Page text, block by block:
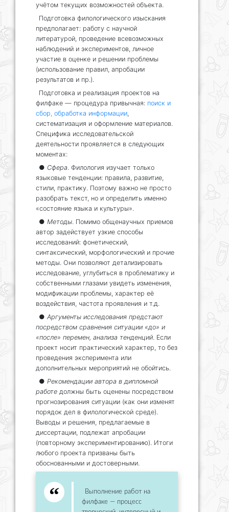
учётом текущих возможностей объекта.
Подготовка филологического изыскания
предполагает: работу с научной
литературой, проведение всевозможных
наблюдений и экспериментов, личное
участие в оценке и решении проблемы
(использование правил, апробации
результатов и пр.).
Подготовка и реализация проектов на
филфаке — процедура привычная: поиск и
сбор, обработка информации,
систематизация и оформление материалов.
Специфика исследовательской
деятельности проявляется в следующих
моментах:
● Сфера . Филология изучает только
языковые тенденции: правила, развитие,
стили, практику. Поэтому важно не просто
разобрать текст, но и определить именно
«состояние языка и культуры».
● Методы . Помимо общенаучных приемов
автор задействует узкие способы
исследований: фонетический,
синтаксический, морфологический и прочие
методы. Они позволяют детализировать
исследование, углубиться в проблематику и
собственными глазами увидеть изменения,
модификации проблемы, характер её
воздействия, частота проявления и т.д.
● Аргументы исследования предстают
посредством сравнения ситуации «до» и
«после» перемен, анализа тенденций . Если
проект носит практический характер, то без
проведения эксперимента или
дополнительных мероприятий не обойтись.
● Рекомендации автора в дипломной
работе должны быть оценены посредством
прогнозирования ситуации (как они изменят
порядок дел в филологической среде).
Выводы и решения, предлагаемые в
диссертации, подлежат апробации
(повторному экспериментированию). Итоги
любого проекта призваны быть
обоснованными и достоверными.
Выполнение работ на
филфаке — процесс